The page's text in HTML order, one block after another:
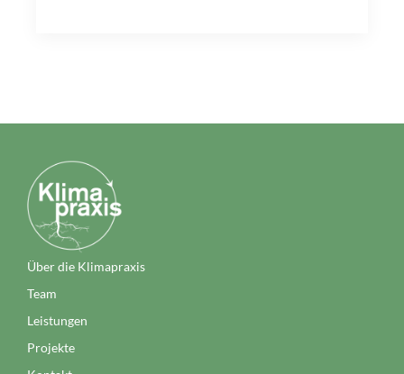
Über die Klimapraxis
Team
Leistungen
Projekte